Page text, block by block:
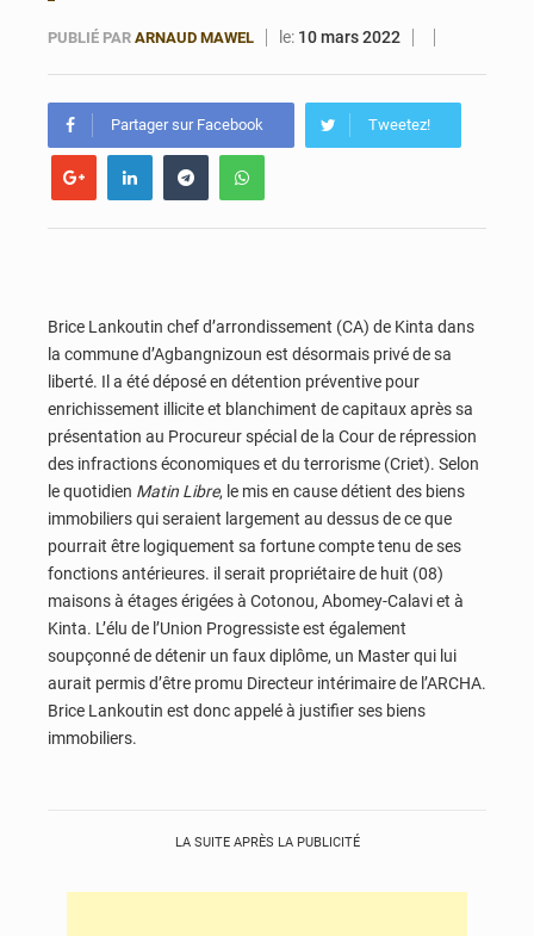
PUBLIÉ PAR ARNAUD MAWEL le: 10 mars 2022
Partager sur Facebook Tweetez!
Brice Lankoutin chef d’arrondissement (CA) de Kinta dans
la commune d’Agbangnizoun est désormais privé de sa
liberté. Il a été déposé en détention préventive pour
enrichissement illicite et blanchiment de capitaux après sa
présentation au Procureur spécial de la Cour de répression
des infractions économiques et du terrorisme (Criet). Selon
le quotidien Matin Libre, le mis en cause détient des biens
immobiliers qui seraient largement au dessus de ce que
pourrait être logiquement sa fortune compte tenu de ses
fonctions antérieures. il serait propriétaire de huit (08)
maisons à étages érigées à Cotonou, Abomey-Calavi et à
Kinta. L’élu de l’Union Progressiste est également
soupçonné de détenir un faux diplôme, un Master qui lui
aurait permis d’être promu Directeur intérimaire de l’ARCHA.
Brice Lankoutin est donc appelé à justifier ses biens
immobiliers.
LA SUITE APRÈS LA PUBLICITÉ